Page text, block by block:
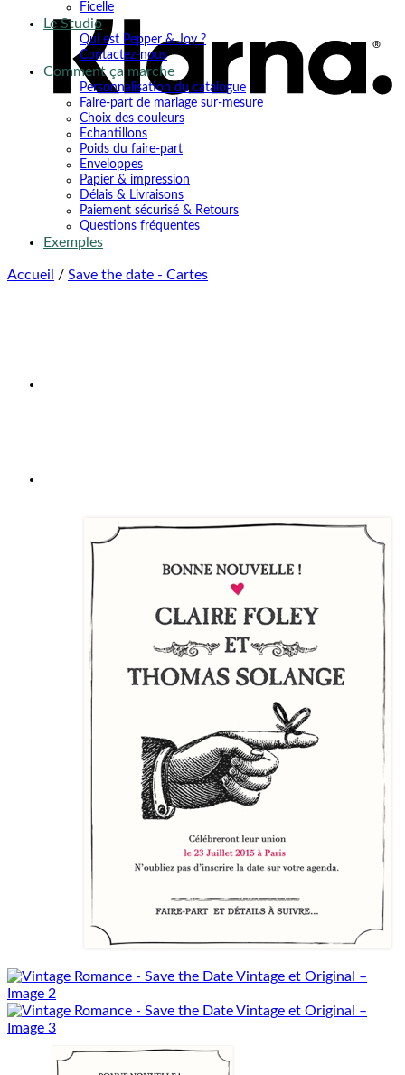
Ficelle
Le Studio
Qui est Pepper & Joy ?
Contactez-nous
Comment ça marche
Personnalisation du catalogue
Faire-part de mariage sur-mesure
Choix des couleurs
Echantillons
Poids du faire-part
Enveloppes
Papier & impression
Délais & Livraisons
Paiement sécurisé & Retours
Questions fréquentes
Exemples
Accueil / Save the date - Cartes